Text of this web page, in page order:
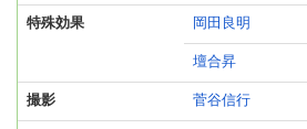
特殊効果 岡田良明
壇合昇
撮影 菅谷信行